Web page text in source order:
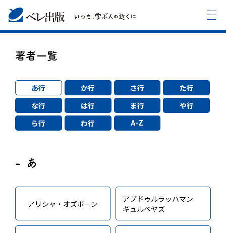
著者一覧
あ行 か行 さ行 た行
な行 は行 ま行 や行
ら行 わ行 A-Z
あ
アリシャ・オズボーン
アブドゥルラッハマン
ギュルベヤズ